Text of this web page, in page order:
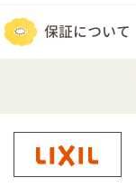
保証について